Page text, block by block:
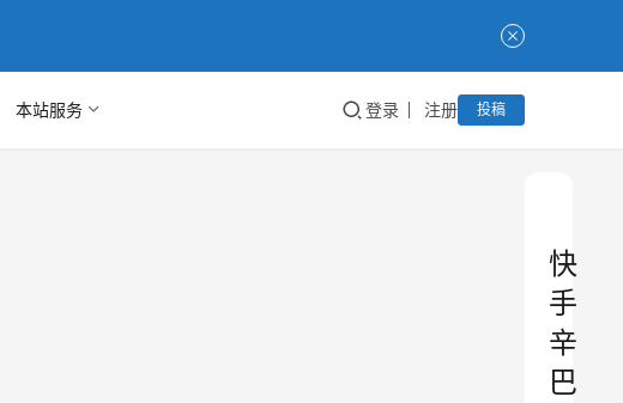
本站服务 登录 注册 投稿
快
手
辛
巴